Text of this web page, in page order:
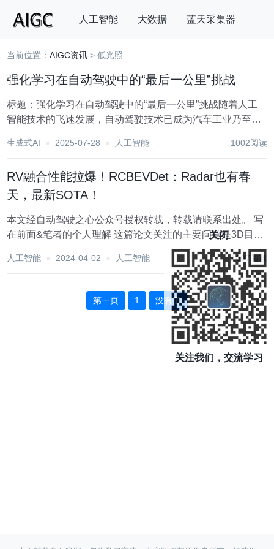
人工智能 大数据 蓝天采集器
搜索
当前位置：AIGC资讯 > 低光照
强化学习在自动驾驶中的“最后一公里”挑战
标题：强化学习在自动驾驶中的“最后一公里”挑战随着人工
智能技术的飞速发展，自动驾驶技术已成为汽车工业乃至整
机器学习范式，因其能够在复杂环境中通过试错学习最优策
生成式AI 2025-07-28 人工智能 1002阅读
RV融合性能拉爆！RCBEVDet：Radar也有春
天，最新SOTA！
本文经自动驾驶之心公众号授权转载，转载请联系出处。 写
在前面&笔者的个人理解 这篇论文关注的主要问题是3D目标
检测技术在自动驾驶进程中的应用。尽管环视相机技术的发
展为3D目标检测提供了高分辨率的语义信息，这种方法因无
人工智能 2024-04-02 人工智能 1007阅读
第一页 1 没有了
关闭
关注我们，交流学习